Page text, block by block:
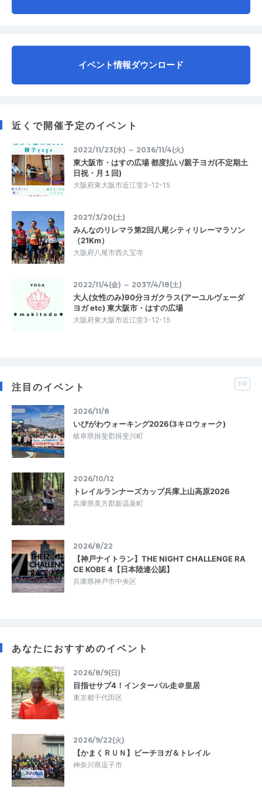
イベント情報ダウンロード
近くで開催予定のイベント
2022/11/23(水) ～ 2036/11/4(火)
東大阪市・はすの広場 都度払い/親子ヨガ(不定期土
日祝・月１回)
大阪府東大阪市近江堂3-12-15
2027/3/20(土)
みんなのリレマラ第2回八尾シティリレーマラソン
（21Km）
大阪府八尾市西久宝寺
2022/11/4(金) ～ 2037/4/18(土)
大人(女性のみ)90分ヨガクラス(アーユルヴェーダ
ヨガ etc) 東大阪市・はすの広場
大阪府東大阪市近江堂3-12-15
注目のイベント PR
2026/11/8
いびがわウォーキング2026(3キロウォーク)
岐阜県揖斐郡揖斐川町
2026/10/12
トレイルランナーズカップ兵庫上山高原2026
兵庫県美方郡新温泉町
2026/8/22
【神戸ナイトラン】THE NIGHT CHALLENGE RA
CE KOBE 4【日本陸連公認】
兵庫県神戸市中央区
あなたにおすすめのイベント
2026/8/9(日)
目指せサブ4！インターバル走＠皇居
東京都千代田区
2026/9/22(火)
【かまくＲＵＮ】ビーチヨガ＆トレイル
神奈川県逗子市